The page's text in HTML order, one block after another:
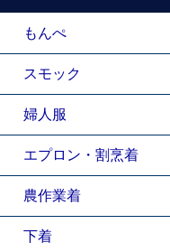
もんぺ
スモック
婦人服
エプロン・割烹着
農作業着
下着